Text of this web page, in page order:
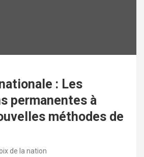
: Les
permanentes à
méthodes de
de la nation